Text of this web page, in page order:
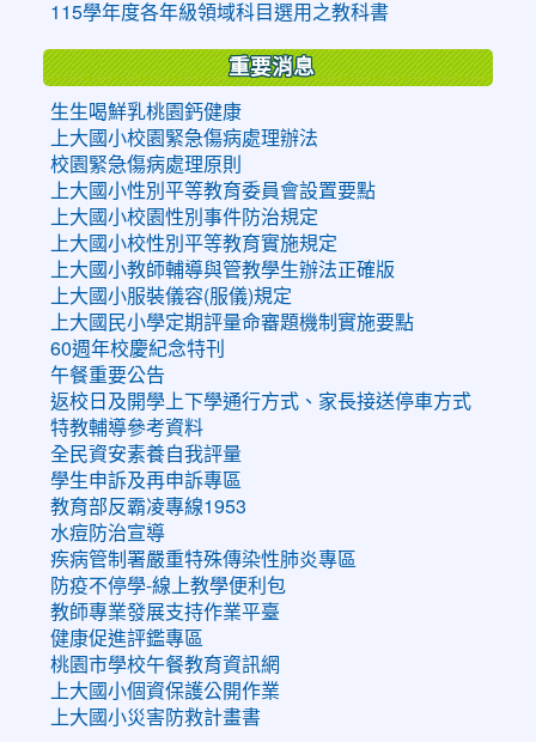
115學年度各年級領域科目選用之教科書
重要消息
生生喝鮮乳桃園鈣健康
上大國小校園緊急傷病處理辦法
校園緊急傷病處理原則
上大國小性別平等教育委員會設置要點
上大國小校園性別事件防治規定
上大國小校性別平等教育實施規定
上大國小教師輔導與管教學生辦法正確版
上大國小服裝儀容(服儀)規定
上大國民小學定期評量命審題機制實施要點
60週年校慶紀念特刊
午餐重要公告
返校日及開學上下學通行方式、家長接送停車方式
特教輔導參考資料
全民資安素養自我評量
學生申訴及再申訴專區
教育部反霸凌專線1953
水痘防治宣導
疾病管制署嚴重特殊傳染性肺炎專區
防疫不停學-線上教學便利包
教師專業發展支持作業平臺
健康促進評鑑專區
桃園市學校午餐教育資訊網
上大國小個資保護公開作業
上大國小災害防救計畫書